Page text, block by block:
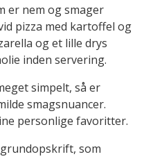
er nem og smager
pizza med kartoffel og
og et lille drys
inden servering.
simpelt, så er
smagsnuancer.
personlige favoritter.
som